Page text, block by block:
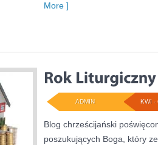
More ]
KWI -
ADMIN
Blog chrześcijański
poszukujących Boga, który